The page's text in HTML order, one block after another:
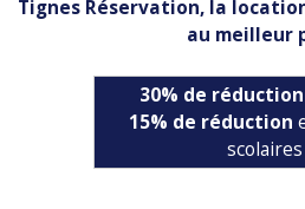
Tignes Réservation, la
au meilleur
30% de réduction
15% de réduction
scolaires